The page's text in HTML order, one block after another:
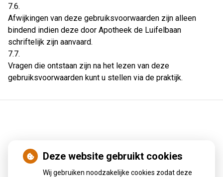
7.6.
Afwijkingen van deze gebruiksvoorwaarden zijn alleen
bindend indien deze door Apotheek de Luifelbaan
schriftelijk zijn aanvaard.
7.7.
Vragen die ontstaan zijn na het lezen van deze
gebruiksvoorwaarden kunt u stellen via de praktijk.
Nieuws Deze website gebruikt cookies
Wij gebruiken noodzakelijke cookies zodat deze